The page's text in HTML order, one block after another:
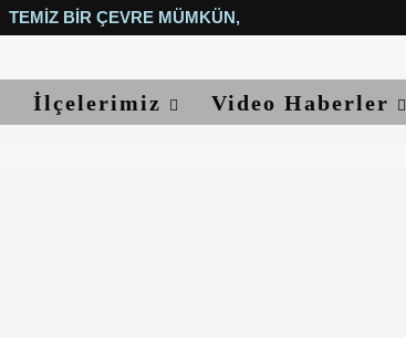
TEMIZ BIR ÇEVRE MÜMKÜN, YETER...
İlçelerimiz Video Haberler